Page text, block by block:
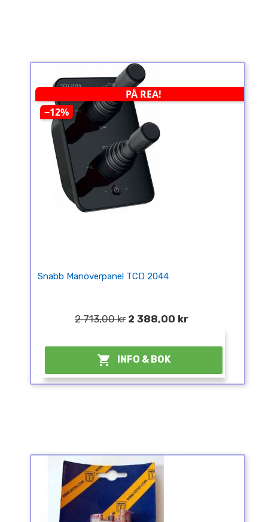
PÅ REA!
−12%
Snabb Manöverpanel TCD 2044
2 713,00 kr 2 388,00 kr
 INFO & BOK